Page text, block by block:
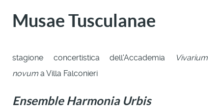
Musae Tusculanae
stagione concertistica dell'Accademia
Vivarium
novum a Villa Falconieri
Ensemble Harmonia Urbis